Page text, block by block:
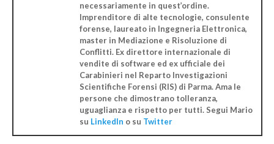
necessariamente in quest’ordine.
Imprenditore di alte tecnologie, consulente
forense, laureato in Ingegneria Elettronica,
master in Mediazione e Risoluzione di
Conflitti. Ex direttore internazionale di
vendite di software ed ex ufficiale dei
Carabinieri nel Reparto Investigazioni
Scientifiche Forensi (RIS) di Parma. Ama le
persone che dimostrano tolleranza,
uguaglianza e rispetto per tutti. Segui Mario
su LinkedIn o su Twitter